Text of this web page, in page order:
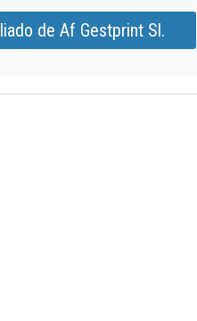
de Af Gestprint Sl.